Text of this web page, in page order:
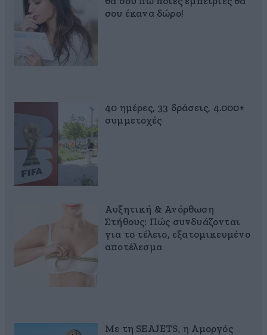
σου έκανα δώρο!
40 ημέρες, 33 δράσεις, 4.000+
συμμετοχές
Αυξητική & Ανόρθωση
Στήθους: Πώς συνδυάζονται
για το τέλειο, εξατομικευμένο
αποτέλεσμα
Με τη SEAJETS, η Αμοργός